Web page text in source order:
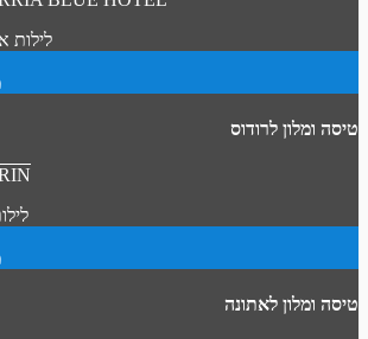
3 לילות
טיסה ומלון לרודוס
1
טיסה ומלון לאתונה